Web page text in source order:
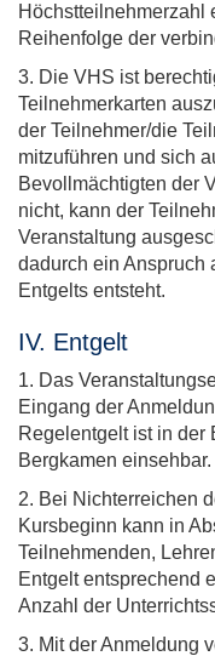
Höchstteilnehmerzahl
Reihenfolge der
3. Die VHS ist
Teilnehmerkarten
der Teilnehmer/die
mitzuführen und sich
Bevollmächtigten der
nicht, kann der
Veranstaltung
dadurch ein Anspruch
Entgelts entsteht.
IV. Entgelt
1. Das
Eingang der
Regelentgelt ist in der
Bergkamen einsehbar.
2. Bei Nichterreichen
Kursbeginn kann in
Teilnehmenden,
Entgelt entsprechend
Anzahl der
3. Mit der Anmeldung